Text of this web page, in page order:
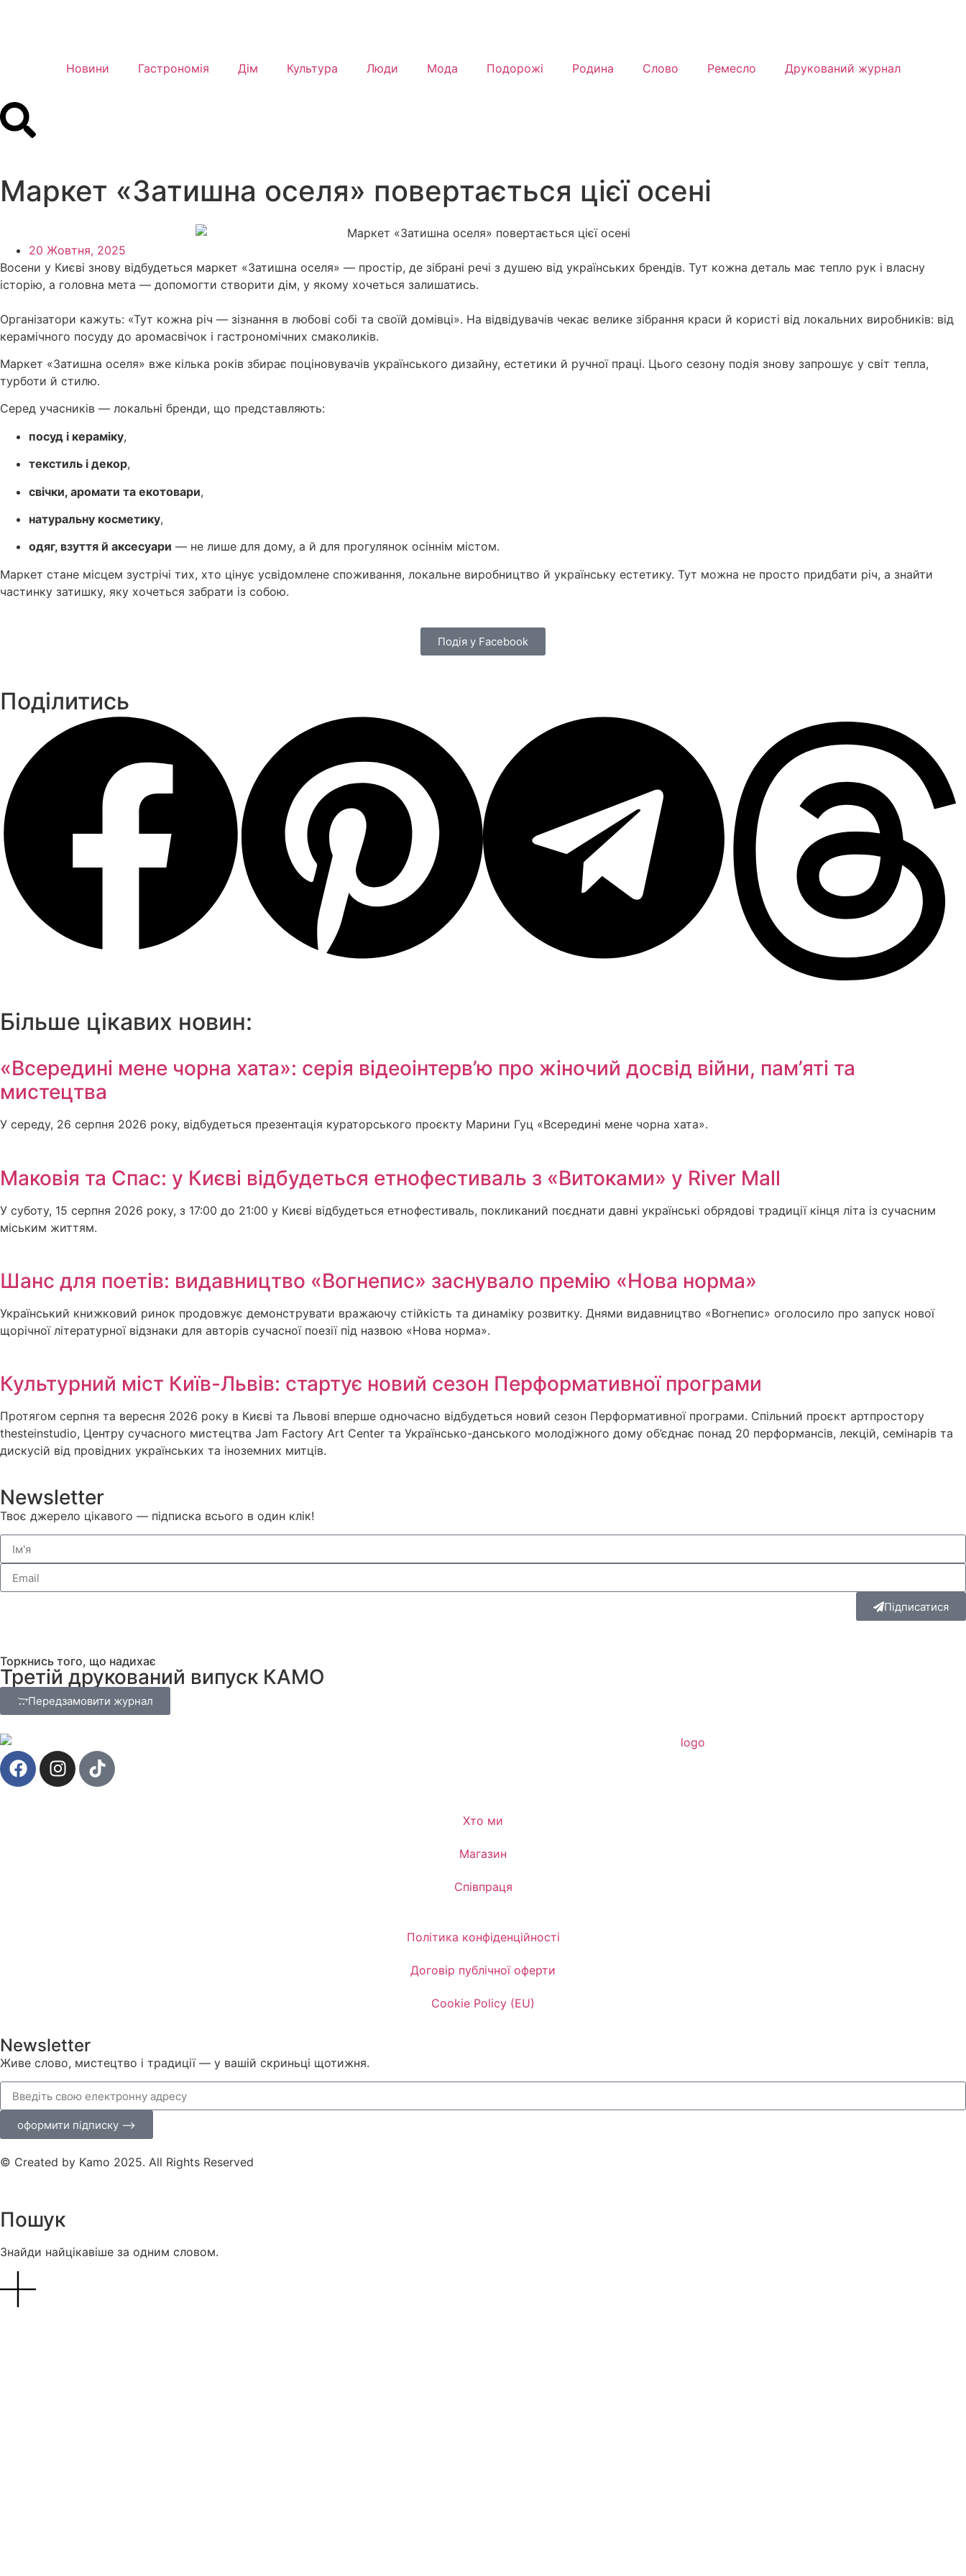
Новини Гастрономія Дім Культура Люди Мода Подорожі Родина Слово Ремесло Друкований журнал
Маркет «Затишна оселя» повертається цієї осені
20 Жовтня, 2025
Восени у Києві знову відбудеться маркет «Затишна оселя» — простір, де зібрані речі з душею від українських брендів. Тут кожна деталь має тепло рук і власну
історію, а головна мета — допомогти створити дім, у якому хочеться залишатись.
Організатори кажуть: «Тут кожна річ — зізнання в любові собі та своїй домівці». На відвідувачів чекає велике зібрання краси й користі від локальних виробників: від
керамічного посуду до аромасвічок і гастрономічних смаколиків.
Маркет «Затишна оселя» вже кілька років збирає поціновувачів українського дизайну, естетики й ручної праці. Цього сезону подія знову запрошує у світ тепла,
турботи й стилю.
Серед учасників — локальні бренди, що представляють:
посуд і кераміку,
текстиль і декор,
свічки, аромати та екотовари,
натуральну косметику,
одяг, взуття й аксесуари — не лише для дому, а й для прогулянок осіннім містом.
Маркет стане місцем зустрічі тих, хто цінує усвідомлене споживання, локальне виробництво й українську естетику. Тут можна не просто придбати річ, а знайти
частинку затишку, яку хочеться забрати із собою.
Подія у Facebook
Поділитись
Більше цікавих новин:
«Всередині мене чорна хата»: серія відеоінтерв’ю про жіночий досвід війни, пам’яті та
мистецтва
У середу, 26 серпня 2026 року, відбудеться презентація кураторського проєкту Марини Гуц «Всередині мене чорна хата».
Маковія та Спас: у Києві відбудеться етнофестиваль з «Витоками» у River Mall
У суботу, 15 серпня 2026 року, з 17:00 до 21:00 у Києві відбудеться етнофестиваль, покликаний поєднати давні українські обрядові традиції кінця літа із сучасним
міським життям.
Шанс для поетів: видавництво «Вогнепис» заснувало премію «Нова норма»
Український книжковий ринок продовжує демонструвати вражаючу стійкість та динаміку розвитку. Днями видавництво «Вогнепис» оголосило про запуск нової
щорічної літературної відзнаки для авторів сучасної поезії під назвою «Нова норма».
Культурний міст Київ-Львів: стартує новий сезон Перформативної програми
Протягом серпня та вересня 2026 року в Києві та Львові вперше одночасно відбудеться новий сезон Перформативної програми. Спільний проєкт артпростору
thesteinstudio, Центру сучасного мистецтва Jam Factory Art Center та Українсько-данського молодіжного дому об’єднає понад 20 перформансів, лекцій, семінарів та
дискусій від провідних українських та іноземних митців.
Newsletter
Твоє джерело цікавого — підписка всього в один клік!
Підписатися
Торкнись того, що надихає
Третій друкований випуск КАМО
Передзамовити журнал
Хто ми
Магазин
Співпраця
Політика конфіденційності
Договір публічної оферти
Cookie Policy (EU)
Newsletter
Живе слово, мистецтво і традиції — у вашій скриньці щотижня.
оформити підписку ⟶
© Created by Kamo 2025. All Rights Reserved
Пошук
Знайди найцікавіше за одним словом.